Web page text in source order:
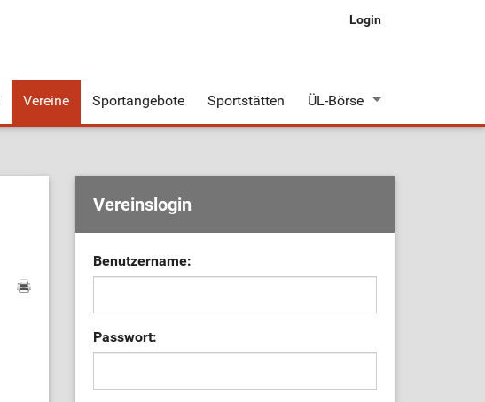
Login
Vereine Sportangebote Sportstätten ÜL-Börse
Vereinslogin
Benutzername:
Passwort: